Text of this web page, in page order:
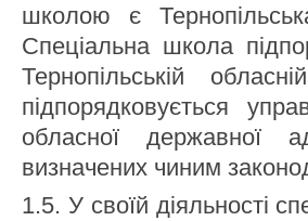
школою є
Спеціальна школа
Тернопільській
підпорядковується
обласної державної
визначених чиним
1.5. У своїй діяльності